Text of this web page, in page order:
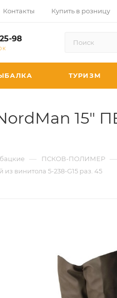
Контакты Купить в розницу
98
ТУРИЗМ
15"
— ПСКОВ-ПОЛИМЕР —
винитола 5-238-G15 раз. 45